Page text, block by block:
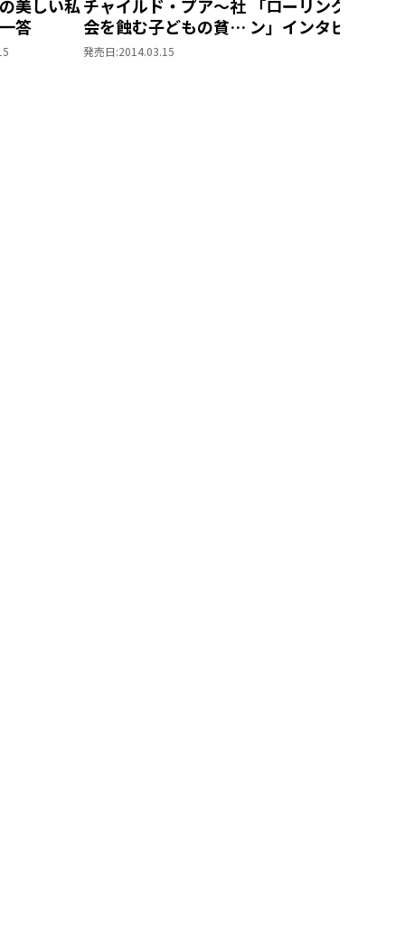
美しい私
答
チャイルド・プア～社
会を蝕む子どもの貧困
～
発売日:2014.03.15
「ローリング・スト
ン」インタビュー選